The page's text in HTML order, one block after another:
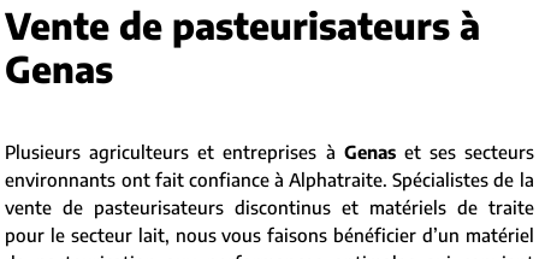
Vente de pasteurisateurs à
Genas
Plusieurs agriculteurs et entreprises à Genaset ses secteurs
environnants ont fait confiance à Alphatraite. Spécialistes de la
vente de pasteurisateurs discontinus et matériels de traite
pour le secteur lait, nous vous faisons bénéficier d’un matériel